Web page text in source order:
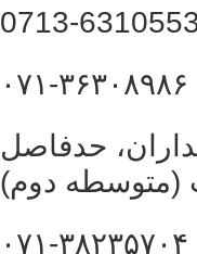
0713-
۰۷۱-۳۶۳۰۸۹۸۶
حدفاصل
۰۷۱-۳۸۲۳۵۷۰۴